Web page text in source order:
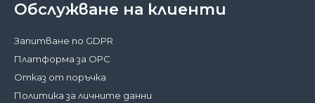
Обслужване на клиенти
Запитване по GDPR
Платформа за ОРС
Отказ от поръчка
Политика за личните данни